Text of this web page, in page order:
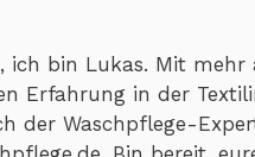
ich bin Lukas. Mit mehr
Erfahrung in der
der Waschpflege-